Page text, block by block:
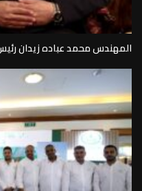
المهندس محمد عباده زيدان